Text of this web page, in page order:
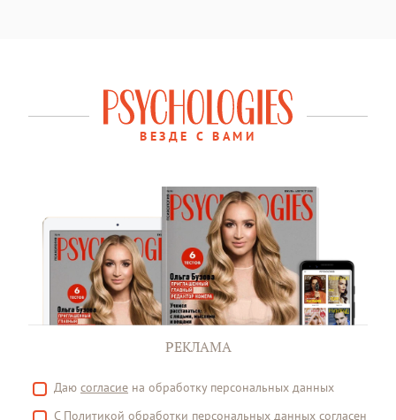
ВЕЗДЕ С ВАМИ
РЕКЛАМА
Даю согласие на обработку персональных данных
С Политикой обработки персональных данных согласен